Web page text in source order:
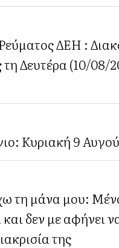
ΔΕΗ :
Δευτέρα (10/08/
Κυριακή 9
τη μάνα μου:
και δεν με αφήνει
της